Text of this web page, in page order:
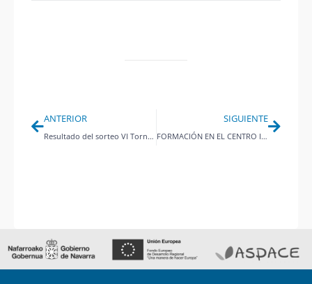
ANTERIOR
Resultado del sorteo VI Torneo de Navidad de fútbol infantil Aspace Navarra
SIGUIENTE
FORMACIÓN EN EL CENTRO INTERRELACIONAL LEKAROZ